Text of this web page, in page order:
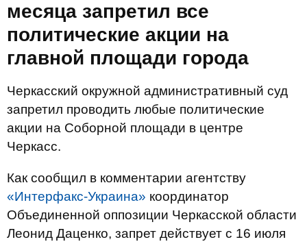
месяца запретил все
политические акции на
главной площади города
Черкасский окружной административный суд
запретил проводить любые политические
акции на Соборной площади в центре
Черкасс.
Как сообщил в комментарии агентству
«Интерфакс-Украина» координатор
Объединенной оппозиции Черкасской области
Леонид Даценко, запрет действует с 16 июля